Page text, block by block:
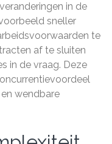
in de
sneller
te
af te sluiten
in de vraag. Deze
wendbare